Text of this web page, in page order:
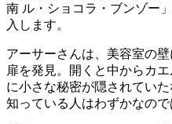
南 ル・ショコラ・ブンゾー
入します。
アーサーさんは、美容室の
扉を発見。開くと中からカ
に小さな秘密が隠されてい
知っている人はわずかなので